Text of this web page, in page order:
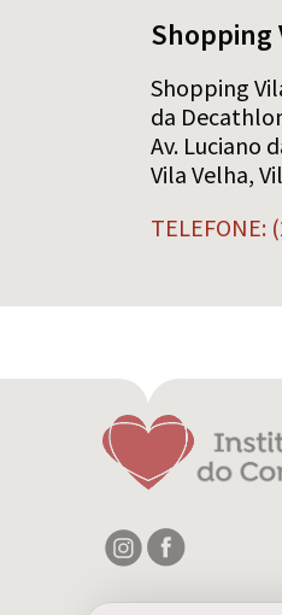
Shopping
Shopping
da
Av. Luciano
Vila Velha,
TELEFONE: